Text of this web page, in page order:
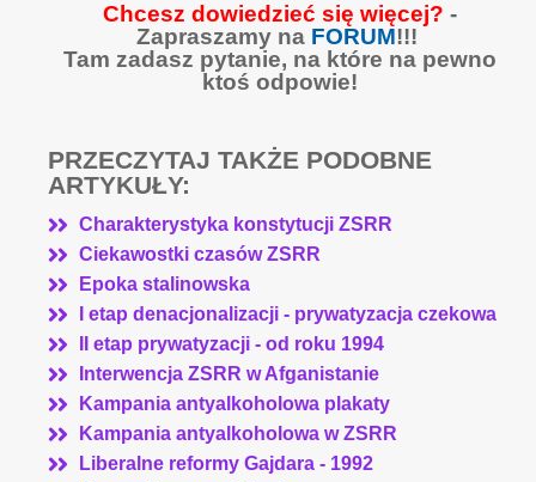
Chcesz dowiedzieć się więcej? -
Zapraszamy na FORUM!!!
Tam zadasz pytanie, na które na pewno
ktoś odpowie!
PRZECZYTAJ TAKŻE PODOBNE
ARTYKUŁY:
Charakterystyka konstytucji ZSRR
Ciekawostki czasów ZSRR
Epoka stalinowska
I etap denacjonalizacji - prywatyzacja czekowa
II etap prywatyzacji - od roku 1994
Interwencja ZSRR w Afganistanie
Kampania antyalkoholowa plakaty
Kampania antyalkoholowa w ZSRR
Liberalne reformy Gajdara - 1992